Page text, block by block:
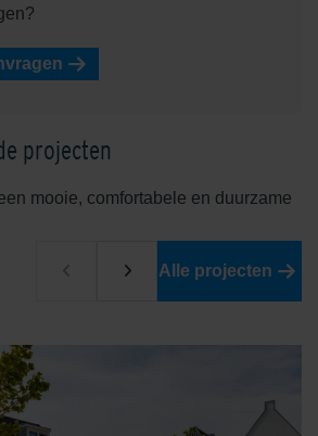
projecten
mooie, comfortabele en duurzame
Alle projecten